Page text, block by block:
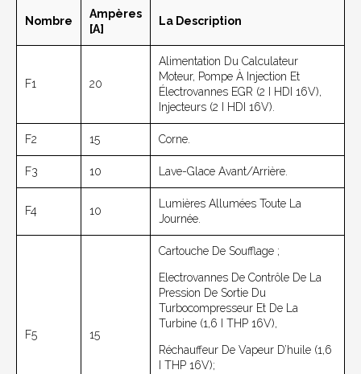
Nombre
Ampères
[A]
La Description
F1 20
Alimentation Du Calculateur
Moteur, Pompe À Injection Et
Électrovannes EGR (2 I HDI 16V),
Injecteurs (2 I HDI 16V).
F2 15 Corne.
F3 10 Lave-Glace Avant/arrière.
F4 10
Lumières Allumées Toute La
Journée.
F5 15
Cartouche De Soufflage ;
Electrovannes De Contrôle De La
Pression De Sortie Du
Turbocompresseur Et De La
Turbine (1,6 I THP 16V),
Réchauffeur De Vapeur D’huile (1,6
I THP 16V);